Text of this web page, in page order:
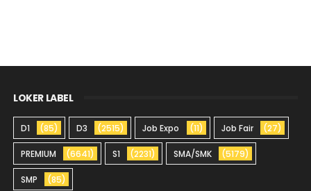
LOKER LABEL
D1 (85) D3 (2515) Job Expo (11) Job Fair (27)
PREMIUM (6641) S1 (2231) SMA/SMK (5179)
SMP (85)